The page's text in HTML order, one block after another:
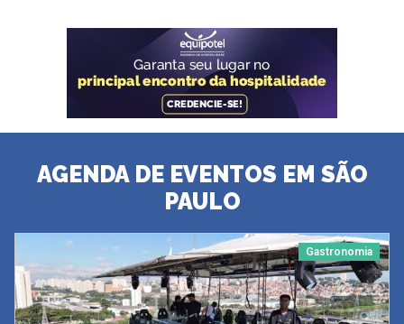
AGENDA DE EVENTOS EM SÃO
PAULO
Gastronomia